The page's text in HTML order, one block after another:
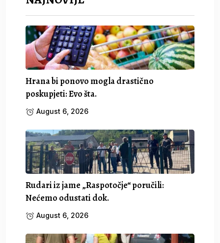
Hrana bi ponovo mogla drastično
poskupjeti: Evo šta.
August 6, 2026
Rudari iz jame „Raspotočje“ poručili:
Nećemo odustati dok.
August 6, 2026